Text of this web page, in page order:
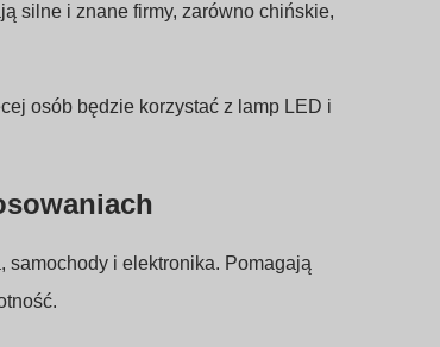
silne i znane firmy, zarówno chińskie,
osób będzie korzystać z lamp LED i
samochody i elektronika. Pomagają